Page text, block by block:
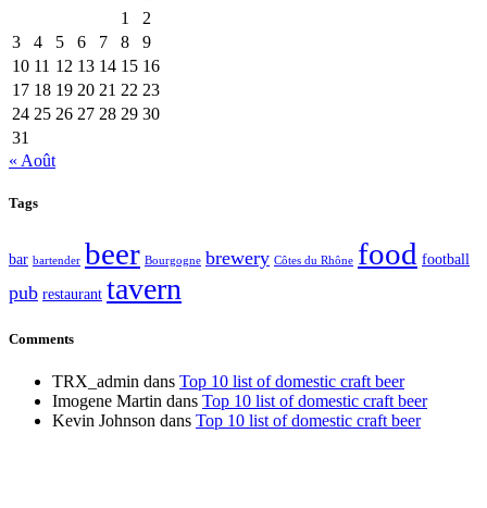
1
2
3
4 5 6 7 8
9
10 11 12 13 14 15 16
17 18 19 20 21 22 23
24 25 26 27 28 29 30
31
« Août
Tags
bar bartender beer Bourgogne brewery Côtes du Rhône food football
pub restaurant tavern
Comments
TRX_admin dans Top 10 list of domestic craft beer
Imogene Martin dans Top 10 list of domestic craft beer
Kevin Johnson dans Top 10 list of domestic craft beer